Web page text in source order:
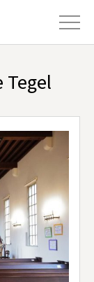
+
+
+
+